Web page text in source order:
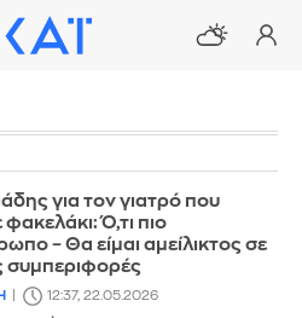
για τον γιατρό που
Ό,τι πιο
– Θα είμαι αμείλικτος σε
συμπεριφορές
12:37, 22.05.2026